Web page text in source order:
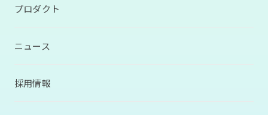
プロダクト
ニュース
採用情報